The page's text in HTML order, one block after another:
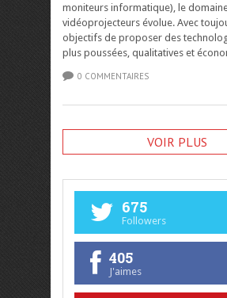
moniteurs informatique), le
vidéoprojecteurs évolue. Avec
objectifs de proposer des
plus poussées, qualitatives et
0 COMMENTAIRES
VOIR PLUS
675
Followers
405
J'aimes